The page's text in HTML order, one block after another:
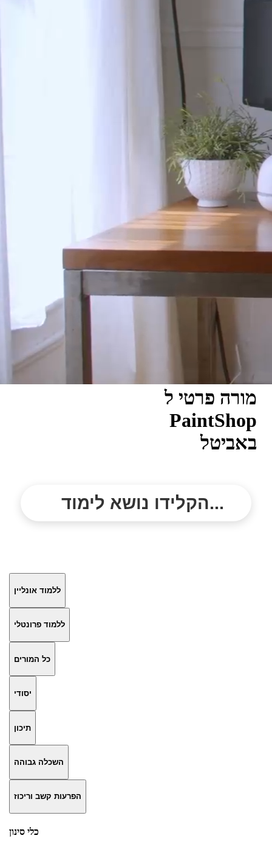
מורה פרטי ל
PaintShop
באביטל
הקלידו נושא לימוד...
ללמוד אונליין
ללמוד פרונטלי
כל המורים
יסודי
תיכון
השכלה גבוהה
הפרעות קשב וריכוז
כלי סינון